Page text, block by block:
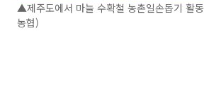
▲제주도에서 마늘 수확철 농촌일손돕기 활
농협)